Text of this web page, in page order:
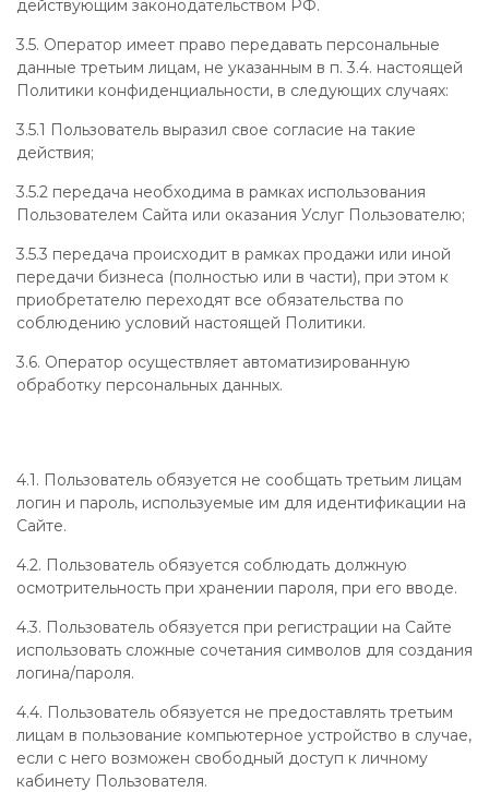
действующим законодательством РФ.
3.5. Оператор имеет право передавать персональные
данные третьим лицам, не указанным в п. 3.4. настоящей
Политики конфиденциальности, в следующих случаях:
3.5.1 Пользователь выразил свое согласие на такие
действия;
3.5.2 передача необходима в рамках использования
Пользователем Сайта или оказания Услуг Пользователю;
3.5.3 передача происходит в рамках продажи или иной
передачи бизнеса (полностью или в части), при этом к
приобретателю переходят все обязательства по
соблюдению условий настоящей Политики.
3.6. Оператор осуществляет автоматизированную
обработку персональных данных.
4.1. Пользователь обязуется не сообщать третьим лицам
логин и пароль, используемые им для идентификации на
Сайте.
4.2. Пользователь обязуется соблюдать должную
осмотрительность при хранении пароля, при его вводе.
4.3. Пользователь обязуется при регистрации на Сайте
использовать сложные сочетания символов для создания
логина/пароля.
4.4. Пользователь обязуется не предоставлять третьим
лицам в пользование компьютерное устройство в случае,
если с него возможен свободный доступ к личному
кабинету Пользователя.